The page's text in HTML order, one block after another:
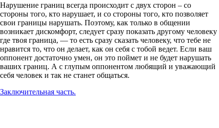
Нарушение границ всегда происходит с двух сторон – со
стороны того, кто нарушает, и со стороны того, кто позволяет
свои границы нарушать. Поэтому, как только в общении
возникает дискомфорт, следует сразу показать другому человеку
где твоя граница, — то есть сразу сказать человеку, что тебе не
нравится то, что он делает, как он себя с тобой ведет. Если ваш
оппонент достаточно умен, он это поймет и не будет нарушать
ваших границ. А с глупым оппонентом любящий и уважающий
себя человек и так не станет общаться.
Заключительная часть.